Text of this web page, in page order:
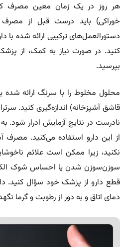
هر روز در یک زمان معین مصرف
خوراکی) باید درست قبل از
دستورالعمل‌های ترکیبی ارائه شده با
کنید. در صورت نیاز به کمک، از
بپرسید.
محلول مخلوط را با سرنگ ارائه شده
قاشق آشپزخانه) اندازه‌گیری کنید.
نادرست در نتایج آزمایش ادرار شود. به
از این دارو استفاده می‌کنید. مصرف
نکنید، زیرا ممکن است علائم
سوزن‌سوزن شدن یا احساس شوک
قطع دارو از پزشک خود سؤال کنید.
دمای اتاق و به دور از رطوبت و گرما